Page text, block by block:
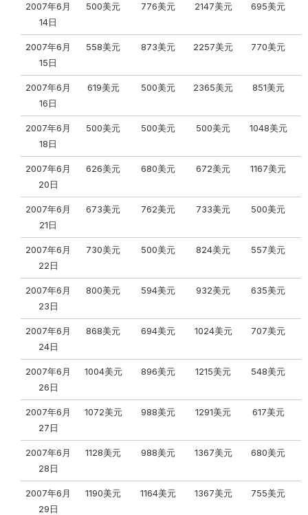
2007年6月
14日
500美元 776美元 2147美元 695美元
2007年6月
15日
558美元 873美元 2257美元 770美元
2007年6月
16日
619美元 500美元 2365美元 851美元
2007年6月
18日
500美元 500美元 500美元 1048美元
2007年6月
20日
626美元 680美元 672美元 1167美元
2007年6月
21日
673美元 762美元 733美元 500美元
2007年6月
22日
730美元 500美元 824美元 557美元
2007年6月
23日
800美元 594美元 932美元 635美元
2007年6月
24日
868美元 694美元 1024美元 707美元
2007年6月
26日
1004美元 896美元 1215美元 548美元
2007年6月
27日
1072美元 988美元 1291美元 617美元
2007年6月
28日
1128美元 988美元 1367美元 680美元
2007年6月
29日
1190美元 1164美元 1367美元 755美元